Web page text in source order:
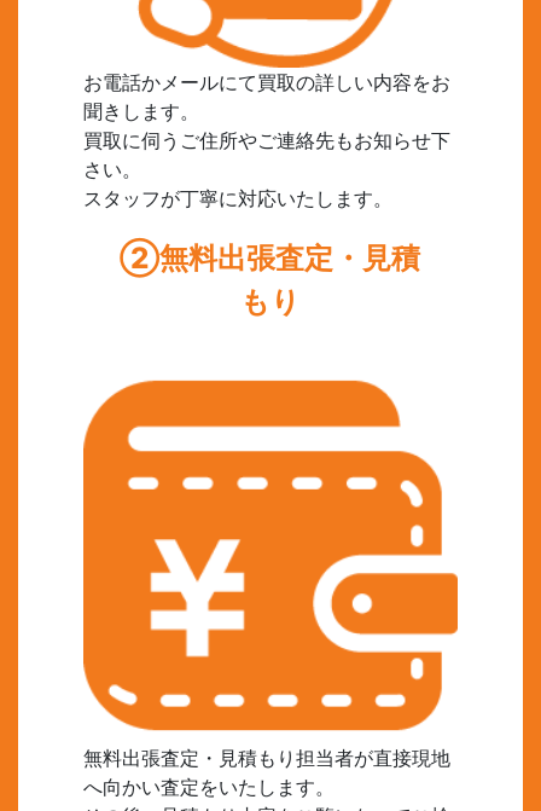
お電話かメールにて買取の詳しい内容をお
聞きします。
買取に伺うご住所やご連絡先もお知らせ下
さい。
スタッフが丁寧に対応いたします。
②無料出張査定・見積
もり
無料出張査定・見積もり担当者が直接現地
へ向かい査定をいたします。